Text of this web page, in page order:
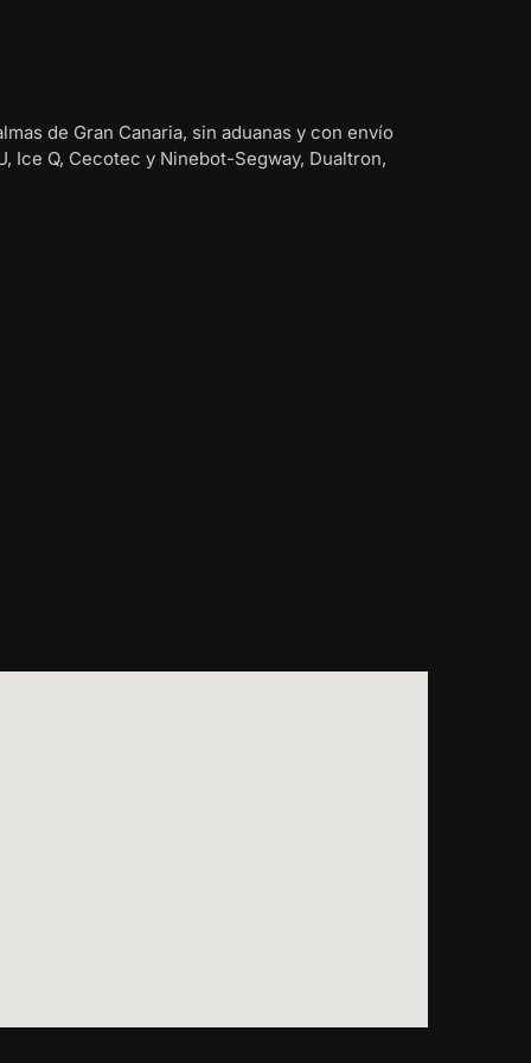
de Gran Canaria, sin aduanas y con envío
Ice Q, Cecotec y Ninebot-Segway, Dualtron,